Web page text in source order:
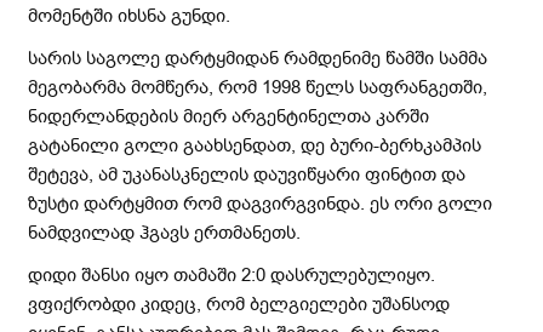
მომენტში იხსნა გუნდი.
სარის საგოლე დარტყმიდან რამდენიმე წამში სამმა
მეგობარმა მომწერა, რომ 1998 წელს საფრანგეთში,
ნიდერლანდების მიერ არგენტინელთა კარში
გატანილი გოლი გაახსენდათ, დე ბური-ბერხკამპის
შეტევა, ამ უკანასკნელის დაუვიწყარი ფინტით და
ზუსტი დარტყმით რომ დაგვირგვინდა. ეს ორი გოლი
ნამდვილად ჰგავს ერთმანეთს.
დიდი შანსი იყო თამაში 2:0 დასრულებულიყო.
ვფიქრობდი კიდეც, რომ ბელგიელები უშანსოდ